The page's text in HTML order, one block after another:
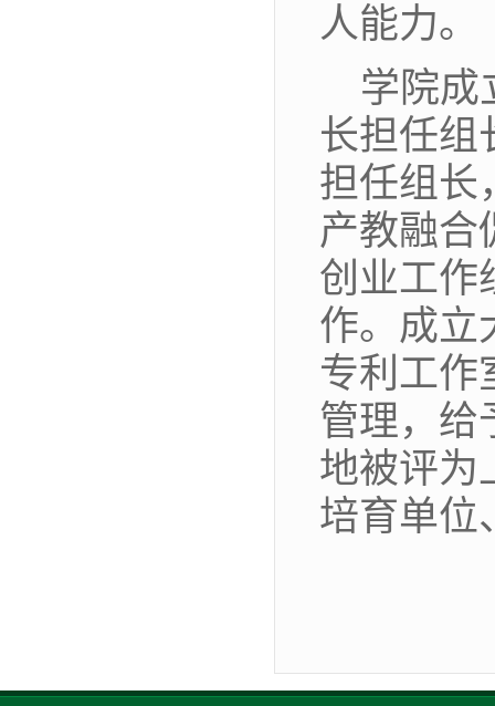
人能力。
学院成
长担任组
担任组长
产教融合
创业工作
作。成立
专利工作
管理，给
地被评为
培育单位